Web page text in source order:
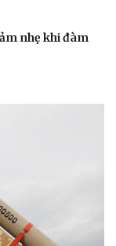
nhẹ khi đàm